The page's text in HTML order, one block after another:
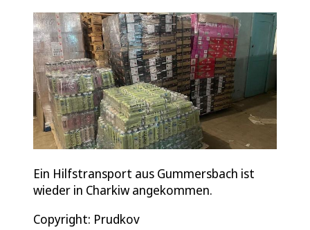
Ein Hilfstransport aus Gummersbach ist
wieder in Charkiw angekommen.
Copyright: Prudkov